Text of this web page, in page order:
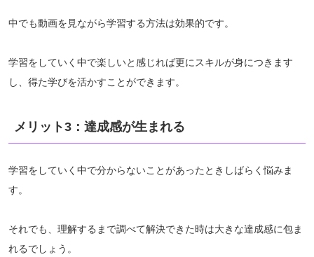
中でも動画を見ながら学習する方法は効果的です。
学習をしていく中で楽しいと感じれば更にスキルが身につきます
し、得た学びを活かすことができます。
メリット3：達成感が生まれる
学習をしていく中で分からないことがあったときしばらく悩みま
す。
それでも、理解するまで調べて解決できた時は大きな達成感に包ま
れるでしょう。